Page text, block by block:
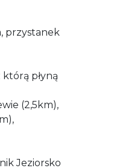
przystanek
płyną
(2,5km),
Jeziorsko